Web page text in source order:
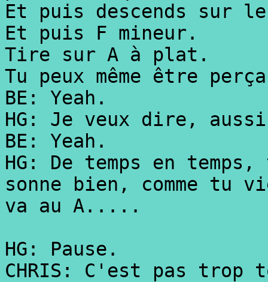
Et puis descends sur
Et puis F mineur.
Tire sur A à plat.
Tu peux même être
BE: Yeah.
HG: Je veux dire,
BE: Yeah.
HG: De temps en
sonne bien, comme
va au A.....
HG: Pause.
CHRIS: C'est pas trop